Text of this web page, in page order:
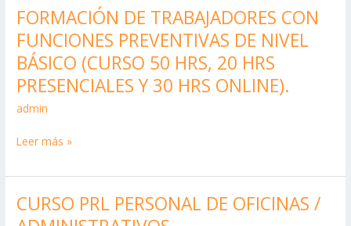
4
AÑOS
FORMACIÓN DE TRABAJADORES CON
FUNCIONES PREVENTIVAS DE NIVEL
BÁSICO (CURSO 50 HRS, 20 HRS
PRESENCIALES Y 30 HRS ONLINE).
admin
FORMACIÓN
DE
TRABAJADORES
CON
FUNCIONES
PREVENTIVAS
50
Leer más »
CURSO PRL PERSONAL DE OFICINAS /
CURSO
PRL